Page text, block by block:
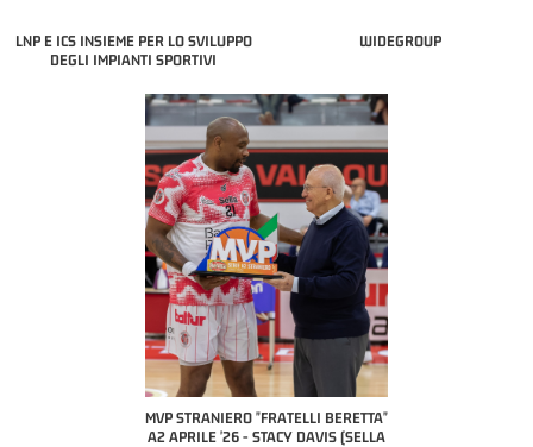
LNP E ICS INSIEME PER LO SVILUPPO
DEGLI IMPIANTI SPORTIVI
WIDEGROUP
MVP "FRATELLI BERETTA" SAMUEL
DILAS B NAZIONALE APRILE '26 -